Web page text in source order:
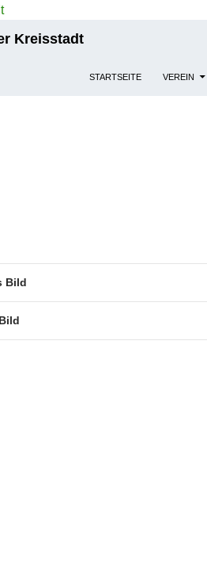
Kreisstadt
STARTSEITE VEREIN
Bild